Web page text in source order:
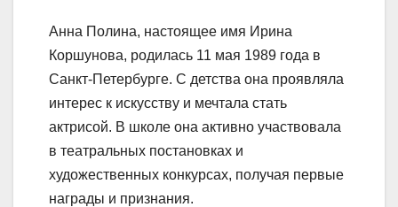
Анна Полина, настоящее имя Ирина
Коршунова, родилась 11 мая 1989 года в
Санкт-Петербурге. С детства она проявляла
интерес к искусству и мечтала стать
актрисой. В школе она активно участвовала
в театральных постановках и
художественных конкурсах, получая первые
награды и признания.